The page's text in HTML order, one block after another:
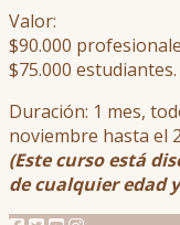
Valor:
$90.000
$75.000 estudiantes.
Duración: 1 mes,
noviembre hasta el
(Este curso está
de cualquier edad